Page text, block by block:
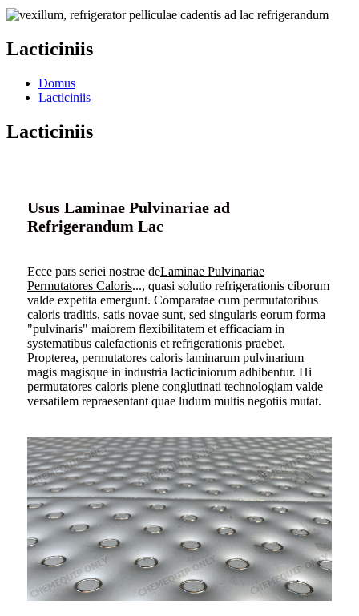
Lacticiniis
Domus
Lacticiniis
Lacticiniis
Usus Laminae Pulvinariae ad
Refrigerandum Lac
Ecce pars seriei nostrae deLaminae Pulvinariae
Permutatores Caloris..., quasi solutio refrigerationis ciborum
valde expetita emergunt. Comparatae cum permutatoribus
caloris traditis, satis novae sunt, sed singularis eorum forma
"pulvinaris" maiorem flexibilitatem et efficaciam in
systematibus calefactionis et refrigerationis praebet.
Propterea, permutatores caloris laminarum pulvinarium
magis magisque in industria lacticiniorum adhibentur. Hi
permutatores caloris plene conglutinati technologiam valde
versatilem repraesentant quae ludum multis negotiis mutat.